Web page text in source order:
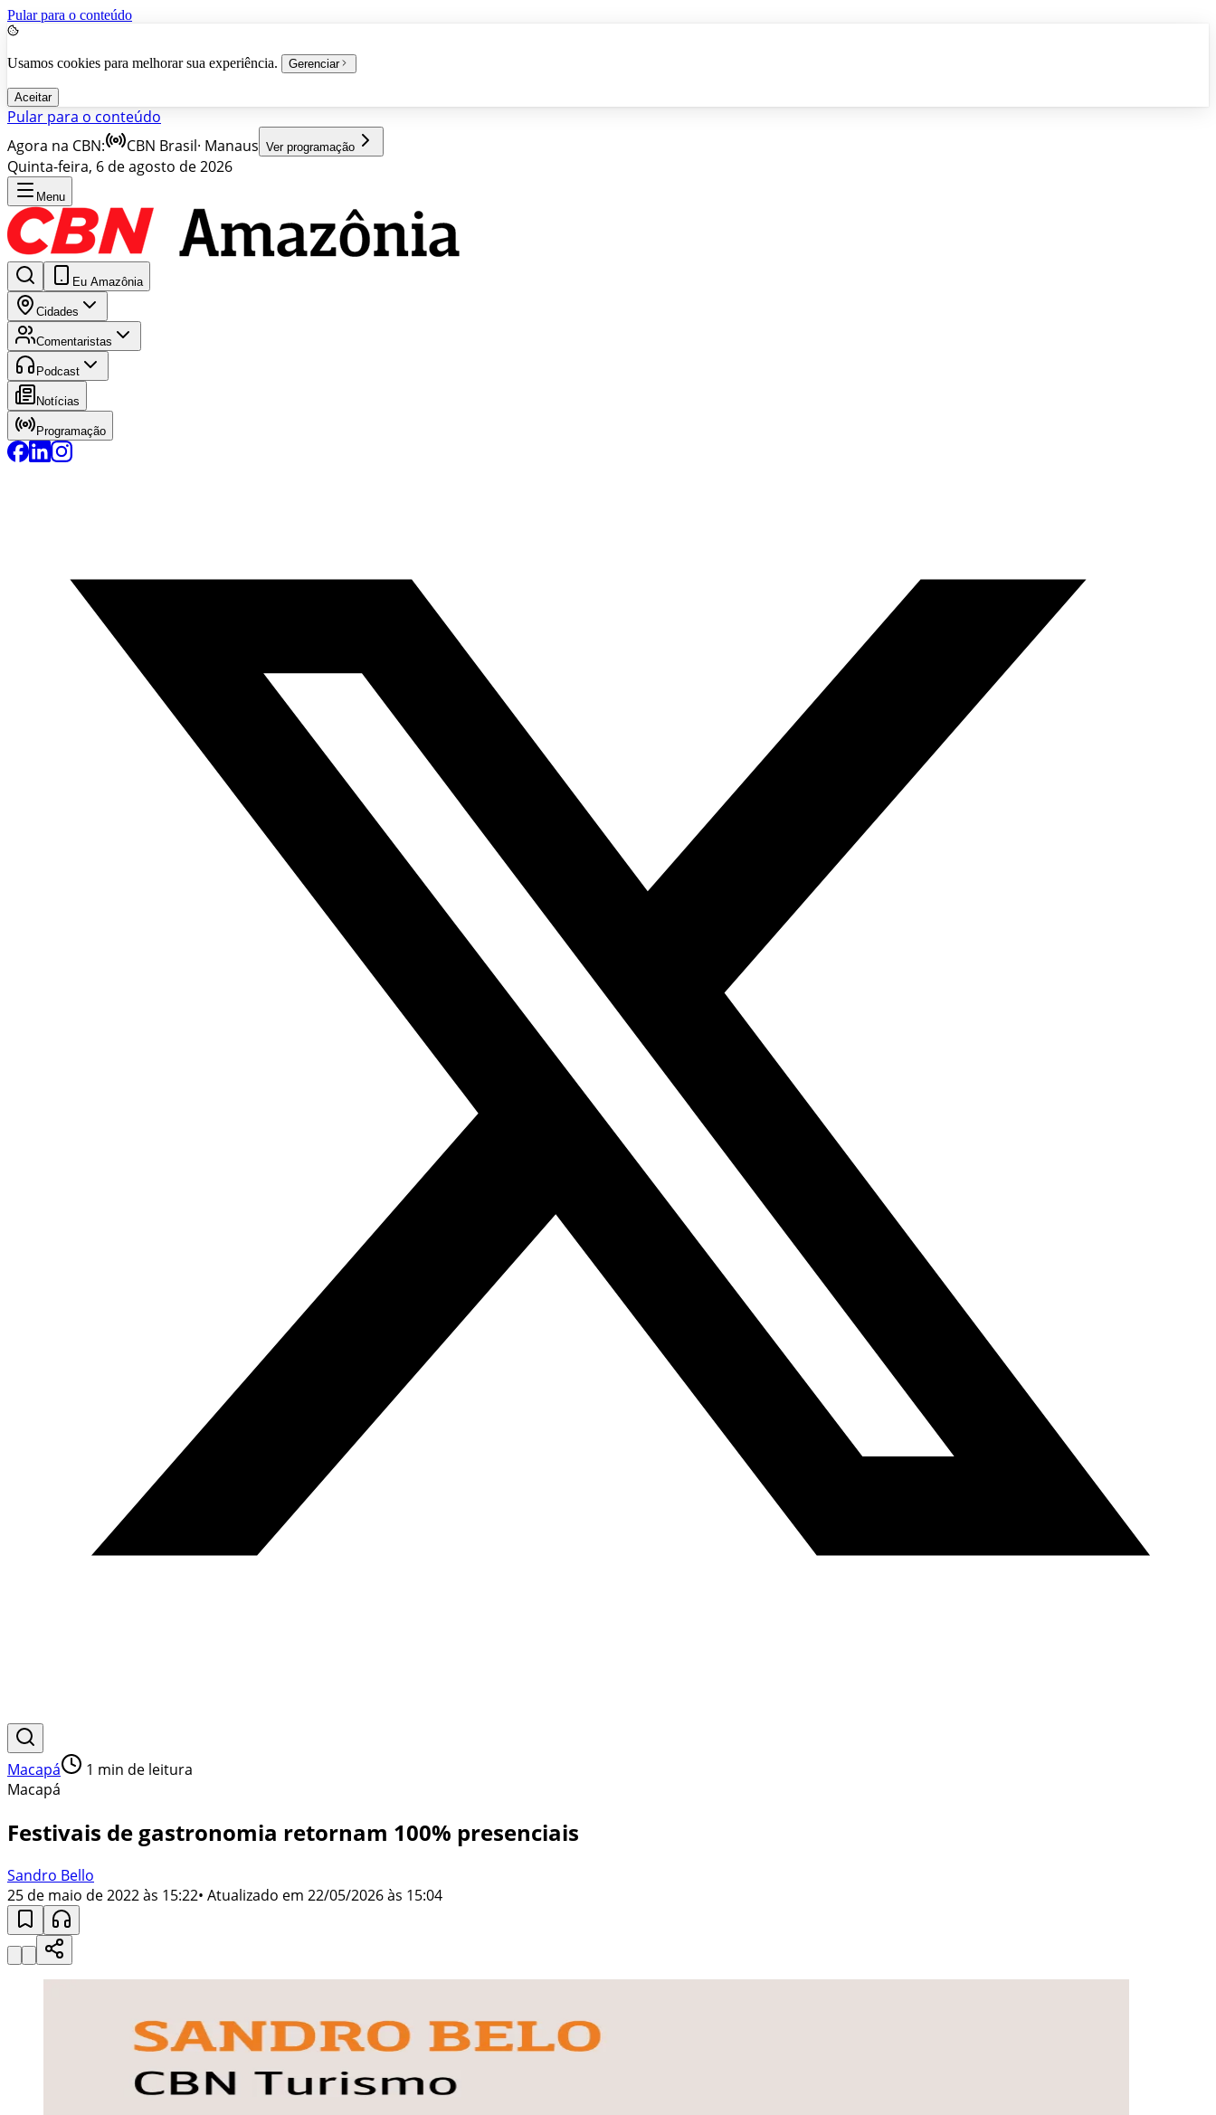
Pular para o conteúdo
Usamos cookies para melhorar sua experiência. Gerenciar
Aceitar
Pular para o conteúdo
Agora na CBN:
CBN Brasil· Manaus Ver programação
Quinta-feira, 6 de agosto de 2026
Menu
Eu Amazônia
Cidades
Comentaristas
Podcast
Notícias
Programação
Macapá 1 min de leitura
Macapá
Festivais de gastronomia retornam 100% presenciais
Sandro Bello
25 de maio de 2022 às 15:22• Atualizado em 22/05/2026 às 15:04